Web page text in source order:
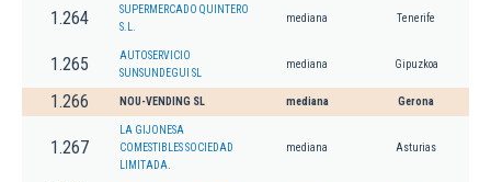
1.264
SUPERMERCADO QUINTERO
S.L.
mediana Tenerife
1.265
AUTOSERVICIO
SUNSUNDEGUI SL
mediana Gipuzkoa
1.266 NOU-VENDING SL mediana Gerona
1.267
LA GIJONESA
COMESTIBLES SOCIEDAD
LIMITADA.
mediana Asturias